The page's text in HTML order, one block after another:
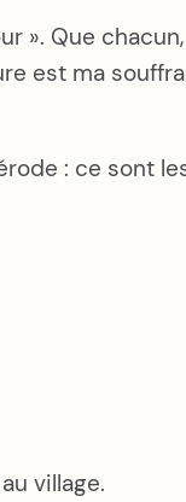
». Que
est ma
: ce sont
village.